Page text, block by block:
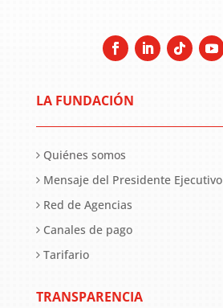
LA FUNDACIÓN
Quiénes somos
Mensaje del Presidente Ejecutivo
Red de Agencias
Canales de pago
Tarifario
TRANSPARENCIA